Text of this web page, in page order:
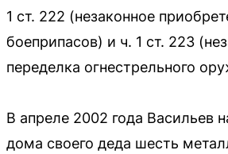
1 ст. 222 (незаконное
боеприпасов) и ч. 1 ст. 223
переделка огнестрельного
В апреле 2002 года Васильев
дома своего деда шесть